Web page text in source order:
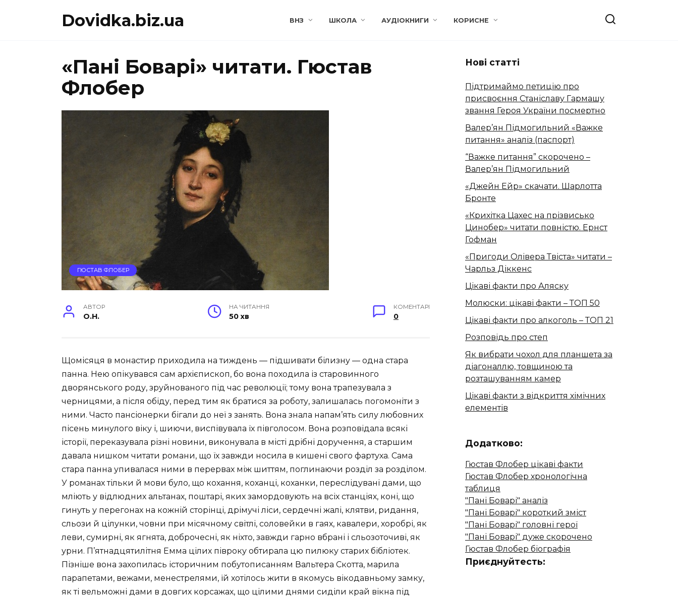
Dovidka.biz.ua ВНЗ ШКОЛА АУДІОКНИГИ КОРИСНЕ
«Пані Боварі» читати. Гюстав
Флобер
ГЮСТАВ ФЛОБЕР
АВТОР
O.H.
НА ЧИТАННЯ
50 хв
КОМЕНТАРІ
0
Щомісяця в монастир приходила на тиждень — підшивати білизну — одна стара
панна. Нею опікувався сам архієпископ, бо вона походила із старовинного
дворянського роду, зруйнованого під час революції; тому вона трапезувала з
черницями, а після обіду, перед тим як братися за роботу, залишалась погомоніти з
ними. Часто пансіонерки бігали до неї з занять. Вона знала напам’ять силу любовних
пісень минулого віку і, шиючи, виспівувала їх півголосом. Вона розповідала всякі
історії, переказувала різні новини, виконувала в місті дрібні доручення, а старшим
давала нишком читати романи, що їх завжди носила в кишені свого фартуха. Сама
стара панна упивалася ними в перервах між шиттям, поглинаючи розділ за розділом.
У романах тільки й мови було, що кохання, коханці, коханки, переслідувані дами, що
мліють у відлюдних альтанах, поштарі, яких замордовують на всіх станціях, коні, що
гинуть у перегонах на кожній сторінці, дрімучі ліси, сердечні жалі, клятви, ридання,
сльози й цілунки, човни при місячному світлі, соловейки в гаях, кавалери, хоробрі, як
леви, сумирні, як ягнята, доброчесні, як ніхто, завжди гарно вбрані і сльозоточиві, як
урни. П’ятнадцятилітня Емма цілих півроку обтирала цю пилюку старих бібліотек.
Пізніше вона захопилась історичним побутописанням Вальтера Скотта, марила
парапетами, вежами, менестрелями, їй хотілось жити в якомусь вікодавньому замку,
як ті вельможні дами в довгих корсажах, що цілими днями сиділи край вікна під
Нові статті
Підтримаймо петицію про
присвоєння Станіславу Гармашу
звання Героя України посмертно
Валер’ян Підмогильний «Важке
питання» аналіз (паспорт)
“Важке питання” скорочено –
Валер’ян Підмогильний
«Джейн Ейр» скачати. Шарлотта
Бронте
«Крихітка Цахес на прізвисько
Цинобер» читати повністю. Ернст
Гофман
«Пригоди Олівера Твіста» читати –
Чарльз Діккенс
Цікаві факти про Аляску
Молюски: цікаві факти – ТОП 50
Цікаві факти про алкоголь – ТОП 21
Розповідь про степ
Як вибрати чохол для планшета за
діагоналлю, товщиною та
розташуванням камер
Цікаві факти з відкриття хімічних
елементів
Додатково:
Гюстав Флобер цікаві факти
Гюстав Флобер хронологічна
таблиця
"Пані Боварі" аналіз
"Пані Боварі" короткий зміст
"Пані Боварі" головні герої
"Пані Боварі" дуже скорочено
Гюстав Флобер біографія
Приєднуйтесть: